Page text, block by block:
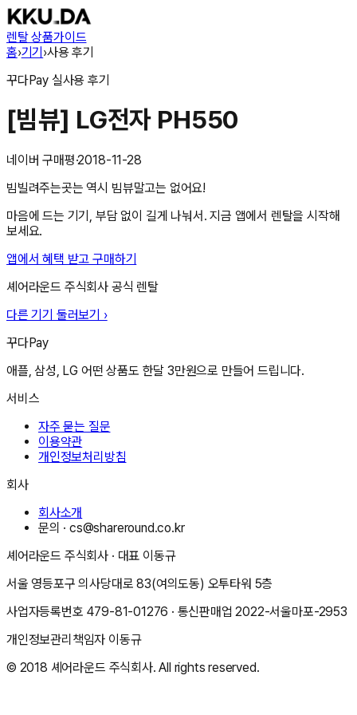
렌탈 상품가이드
홈›기기›사용 후기
꾸다Pay 실사용 후기
[빔뷰] LG전자 PH550
네이버 구매평·2018-11-28
빔빌려주는곳는 역시 빔뷰말고는 없어요!
마음에 드는 기기, 부담 없이 길게 나눠서. 지금 앱에서 렌탈을 시작해
보세요.
앱에서 혜택 받고 구매하기
셰어라운드 주식회사 공식 렌탈
다른 기기 둘러보기 ›
꾸다Pay
애플, 삼성, LG 어떤 상품도 한달 3만원으로 만들어 드립니다.
서비스
자주 묻는 질문
이용약관
개인정보처리방침
회사
회사소개
문의 ·cs@shareround.co.kr
셰어라운드 주식회사 · 대표 이동규
서울 영등포구 의사당대로 83(여의도동) 오투타워 5층
사업자등록번호 479-81-01276 · 통신판매업2022-서울마포-2953
개인정보관리책임자 이동규
© 2018 셰어라운드 주식회사. All rights reserved.